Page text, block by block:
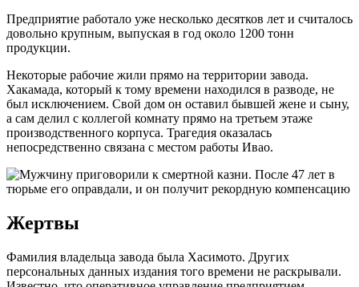
Предприятие работало уже несколько десятков лет и считалось
довольно крупным, выпуская в год около 1200 тонн
продукции.
Некоторые рабочие жили прямо на территории завода.
Хакамада, который к тому времени находился в разводе, не
был исключением. Свой дом он оставил бывшей жене и сыну,
а сам делил с коллегой комнату прямо на третьем этаже
производственного корпуса. Трагедия оказалась
непосредственно связана с местом работы Ивао.
Жертвы
Фамилия владельца завода была Хасимото. Других
персональных данных издания того времени не раскрывали.